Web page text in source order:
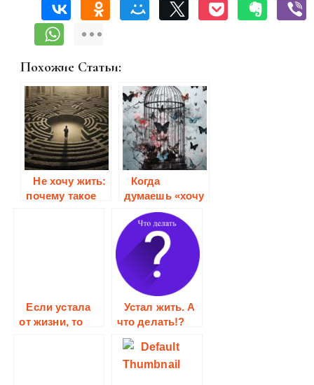
Похожие Статьи:
Не хочу жить:
почему такое
Когда
думаешь «хочу
умереть»: что
делать и куда
обратиться
Если устала
от жизни, то
Устал жить. А
что делать!?